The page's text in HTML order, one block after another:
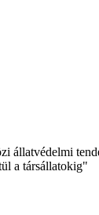
állatvédelmi
a társállatokig"